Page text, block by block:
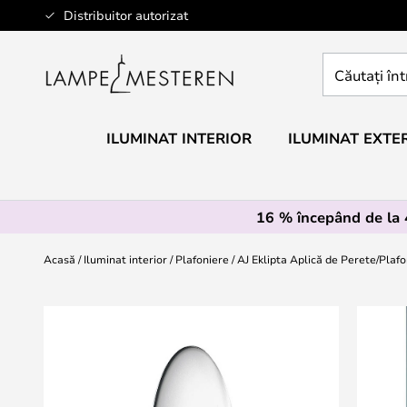
Distribuitor autorizat
Mergeti
la
întregul
aici...
ILUMINAT INTERIOR ILUMINAT
16 % începând de la
Acasă Iluminat interior Plafoniere AJ Eklipta Aplică de Perete/